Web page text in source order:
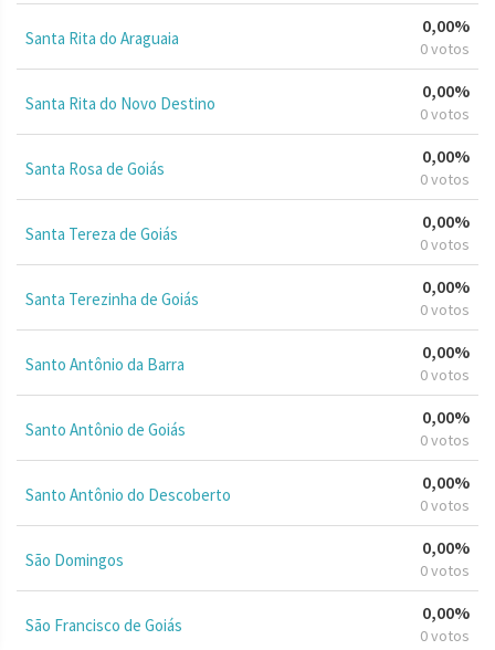
Santa Rita do Araguaia
0,00%
0 votos
Santa Rita do Novo Destino
0,00%
0 votos
Santa Rosa de Goiás
0,00%
0 votos
Santa Tereza de Goiás
0,00%
0 votos
Santa Terezinha de Goiás
0,00%
0 votos
Santo Antônio da Barra
0,00%
0 votos
Santo Antônio de Goiás
0,00%
0 votos
Santo Antônio do Descoberto
0,00%
0 votos
São Domingos
0,00%
0 votos
São Francisco de Goiás
0,00%
0 votos